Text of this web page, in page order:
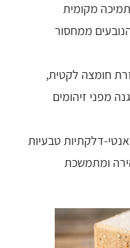
מקומית
ממחסור
חומצה לקטית,
מפני זיהומים
דלקתיות טבעיות
ומתמשכת